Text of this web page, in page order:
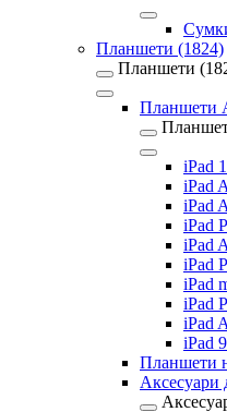
Планшети (1824)
Планшети
Планшети
iPad
iPad
iPad
iPad
iPad
iPad
iPad
iPad
iPad
iPad
Планшети
Аксесуари